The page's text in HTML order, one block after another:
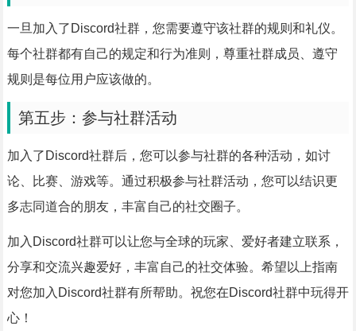
一旦加入了Discord社群，您需要遵守该社群的规则和礼仪。
每个社群都有自己的规定和行为准则，尊重社群成员、遵守
规则是每位用户应该做的。
第五步：参与社群活动
加入了Discord社群后，您可以参与社群的各种活动，如讨
论、比赛、游戏等。通过积极参与社群活动，您可以结识更
多志同道合的朋友，丰富自己的社交圈子。
加入Discord社群可以让您与全球的玩家、爱好者建立联系，
分享和交流兴趣爱好，丰富自己的社交体验。希望以上指南
对您加入Discord社群有所帮助。祝您在Discord社群中玩得开
心！